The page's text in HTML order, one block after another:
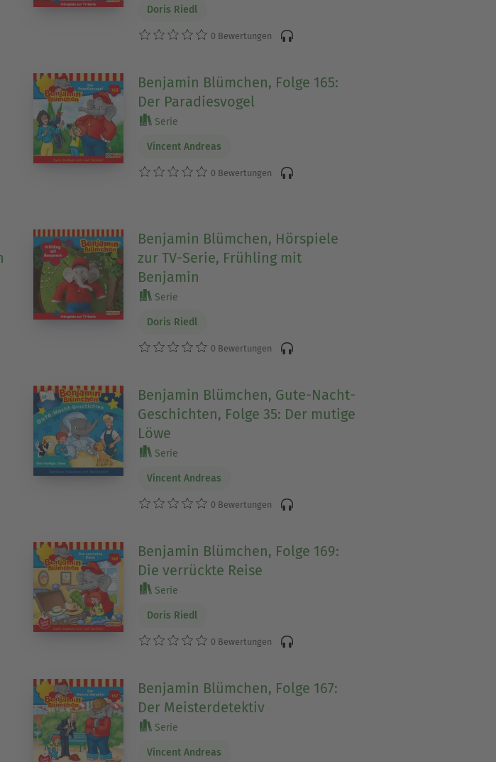
Doris Riedl
0 Bewertungen
Benjamin Blümchen, Folge 165:
Der Paradiesvogel
Serie
Vincent Andreas
0 Bewertungen
Benjamin Blümchen, Hörspiele
zur TV-Serie, Frühling mit
Benjamin
Serie
Doris Riedl
0 Bewertungen
Benjamin Blümchen, Gute-Nacht-
Geschichten, Folge 35: Der mutige
Löwe
Serie
Vincent Andreas
0 Bewertungen
Benjamin Blümchen, Folge 169:
Die verrückte Reise
Serie
Doris Riedl
0 Bewertungen
Benjamin Blümchen, Folge 167:
Der Meisterdetektiv
Serie
Vincent Andreas